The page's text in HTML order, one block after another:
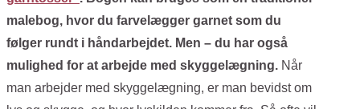
malebog, hvor du farvelægger garnet som du
følger rundt i håndarbejdet. Men – du har også
mulighed for at arbejde med skyggelægning. Når
man arbejder med skyggelægning, er man bevidst om